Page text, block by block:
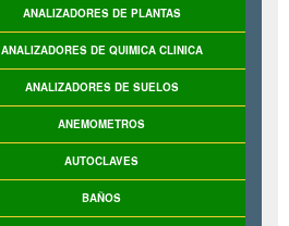
ANALIZADORES DE PLANTAS
ANALIZADORES DE QUIMICA CLINICA
ANALIZADORES DE SUELOS
ANEMOMETROS
AUTOCLAVES
BAÑOS